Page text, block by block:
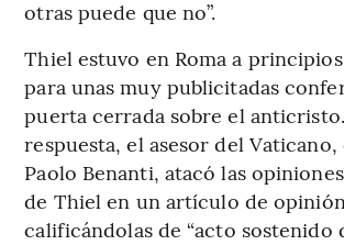
otras puede que no”.
Thiel estuvo en Roma a
para unas muy publicitadas
puerta cerrada sobre el
respuesta, el asesor del
Paolo Benanti, atacó las
de Thiel en un artículo de
calificándolas de “acto sostenido